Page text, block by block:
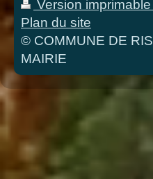
Version imprimable
Plan du site
© COMMUNE DE RIS
MAIRIE